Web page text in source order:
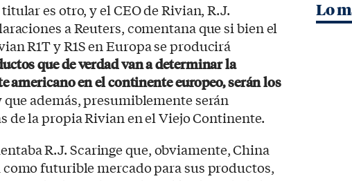
es otro, y el CEO de Rivian, R.J.
a Reuters, comentana que si bien el
R1T y R1S en Europa se producirá
que de verdad van a determinar la
americano en el continente europeo, serán los
que además, presumiblemente serán
de la propia Rivian en el Viejo Continente.
R.J. Scaringe que, obviamente, China
futurible mercado para sus productos,
Lo